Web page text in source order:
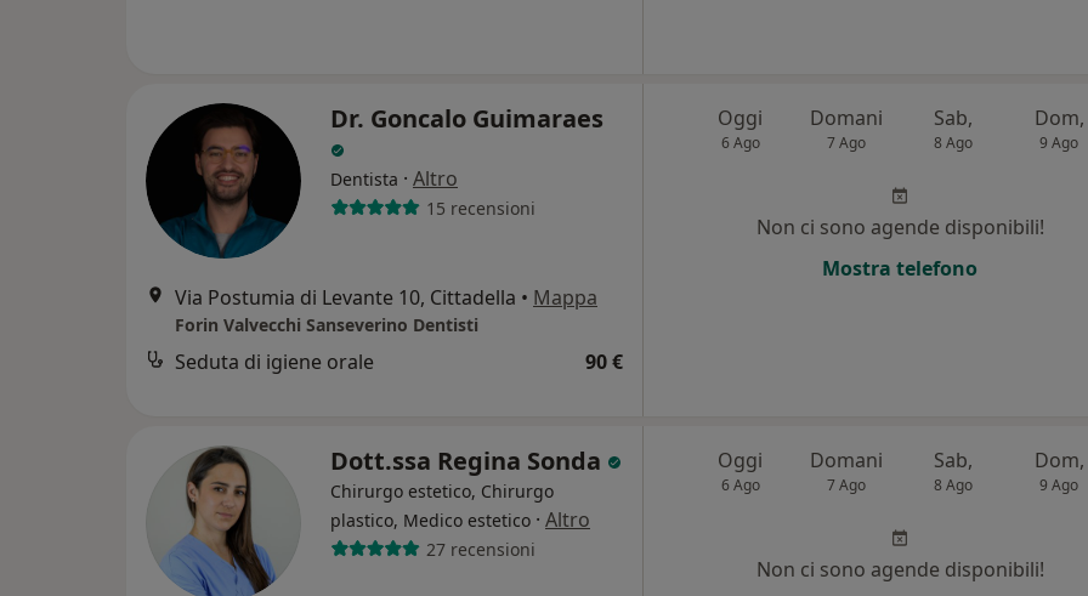
Dr. Goncalo Guimaraes
Dentista · Altro
15 recensioni
Via Postumia di Levante 10, Cittadella • Mappa
Forin Valvecchi Sanseverino Dentisti
Seduta di igiene orale 90 €
Oggi
6 Ago
Domani
7 Ago
Sab,
8 Ago
Dom,
9 Ago
Non ci sono agende disponibili!
Mostra telefono
Dott.ssa Regina Sonda
Chirurgo estetico, Chirurgo
plastico, Medico estetico · Altro
27 recensioni
Oggi
6 Ago
Domani
7 Ago
Sab,
8 Ago
Dom,
9 Ago
Non ci sono agende disponibili!